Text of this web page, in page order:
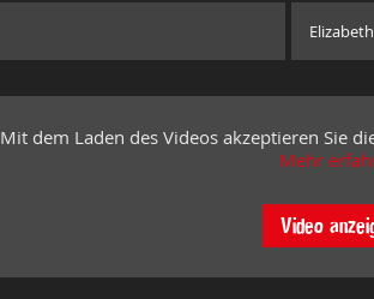
Mit dem Laden des Videos akzeptieren Sie
Mehr
Video